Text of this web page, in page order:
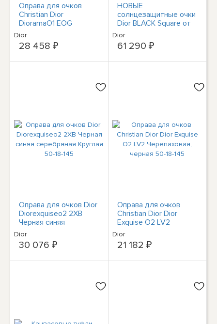
Оправа для очков
Christian Dior
DioramaO1 EOG
Черепаховое золото
Аргайл 53-17-145
Dior
28 458 ₽
НОВЫЕ
солнцезащитные очки
Dior BLACK Square от
W PAPERS
DIORBLACKSUIT XL
S2U 10A0 54 18-145
Dior
61 290 ₽
Оправа для очков Dior
Diorexquiseo2 2XB
Черная синяя
серебряная Круглая
50-18-145
Dior
30 076 ₽
Оправа для очков
Christian Dior Dior
Exquise O2 LV2
Черепаховая, черная
50-18-145
Dior
21 182 ₽